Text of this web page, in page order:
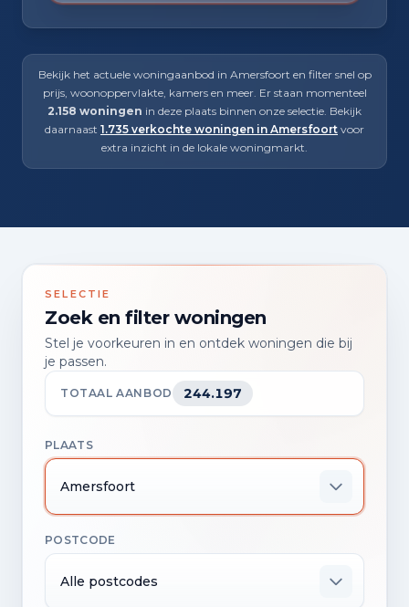
Bekijk het actuele woningaanbod in Amersfoort en filter snel op
prijs, woonoppervlakte, kamers en meer. Er staan momenteel
2.158 woningen in deze plaats binnen onze selectie. Bekijk
daarnaast 1.735 verkochte woningen in Amersfoort voor
extra inzicht in de lokale woningmarkt.
SELECTIE
Zoek en filter woningen
Stel je voorkeuren in en ontdek woningen die bij
je passen.
TOTAAL AANBOD 244.197
PLAATS
Amersfoort
POSTCODE
Alle postcodes